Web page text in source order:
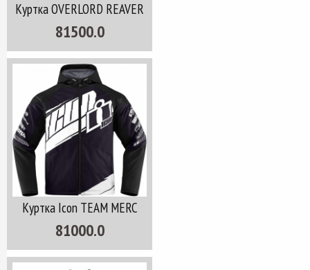
Куртка OVERLORD REAVER
81500.0
Куртка Icon TEAM MERC
81000.0